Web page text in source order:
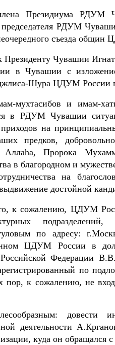
Президиума РДУМ
председателя РДУМ
съезда
Президенту Чувашии
в Чувашии с
Шура ЦДУМ России
мухтасибов и имам-
в РДУМ Чувашии
на
предков,
Аллаhа, Пророка
в благородном и
на
достойной
к сожалению, ЦДУМ
по адресу:
ЦДУМ России в
Федерации
по
пор, к сожалению, не
деятельности
куда он